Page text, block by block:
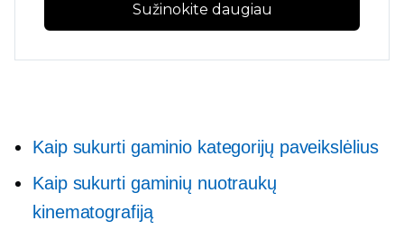
Sužinokite daugiau
Kaip sukurti gaminio kategorijų paveikslėlius
Kaip sukurti gaminių nuotraukų
kinematografiją